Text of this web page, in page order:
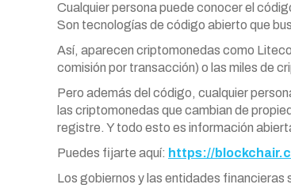
Cualquier persona puede conocer el
Son tecnologías de código abierto que
Así, aparecen criptomonedas como
comisión por transacción) o las miles de
Pero además del código, cualquier
las criptomonedas que cambian de
registre. Y todo esto es información
Puedes fijarte aquí: https://
Los gobiernos y las entidades financieras